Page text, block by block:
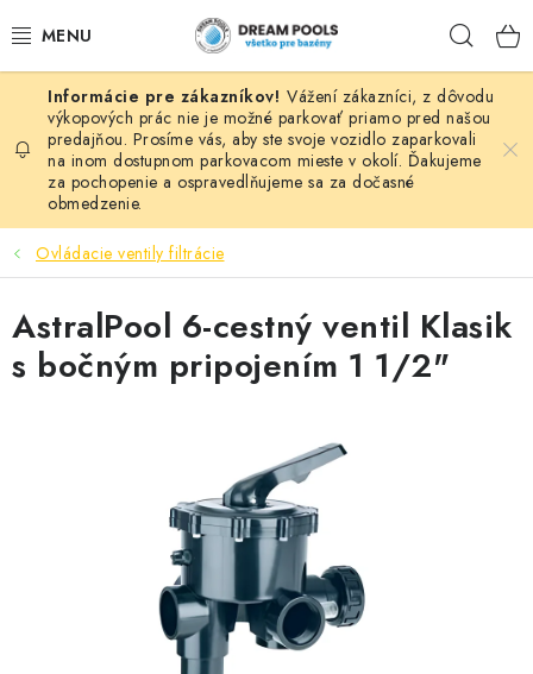
na
BAZÉNY
VÍRIVKY
ASEKO PRÍSLUŠENSTVO
NÁHRADNÉ DIELY
Vážení zákazníci, z dôvodu
výkopových prác nie je možné parkovať priamo pred našou
predajňou. Prosíme vás, aby ste svoje vozidlo zaparkovali
na inom dostupnom parkovacom mieste v okolí. Ďakujeme
za pochopenie a ospravedlňujeme sa za dočasné
obmedzenie.
Ovládacie ventily filtrácie
AstralPool 6-cestný ventil Klasik
s bočným pripojením 1 1/2"